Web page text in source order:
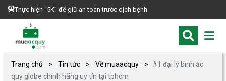
Thực hiện “5K” để giữ an toàn trước dịch bệnh
Trang chủ Tin tức Về muaacquy
#1 đại lý bình ắc
quy globe chính hãng uy tín tại tphcm